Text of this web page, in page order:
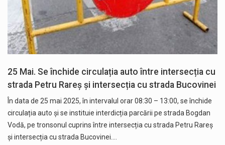
25 Mai. Se închide circulația auto între intersecția cu
strada Petru Rareș și intersecția cu strada Bucovinei
În data de 25 mai 2025, în intervalul orar 08:30 – 13:00, se închide
circulația auto și se instituie interdicția parcării pe strada Bogdan
Vodă, pe tronsonul cuprins între intersecția cu strada Petru Rareș
și intersecția cu strada Bucovinei.…